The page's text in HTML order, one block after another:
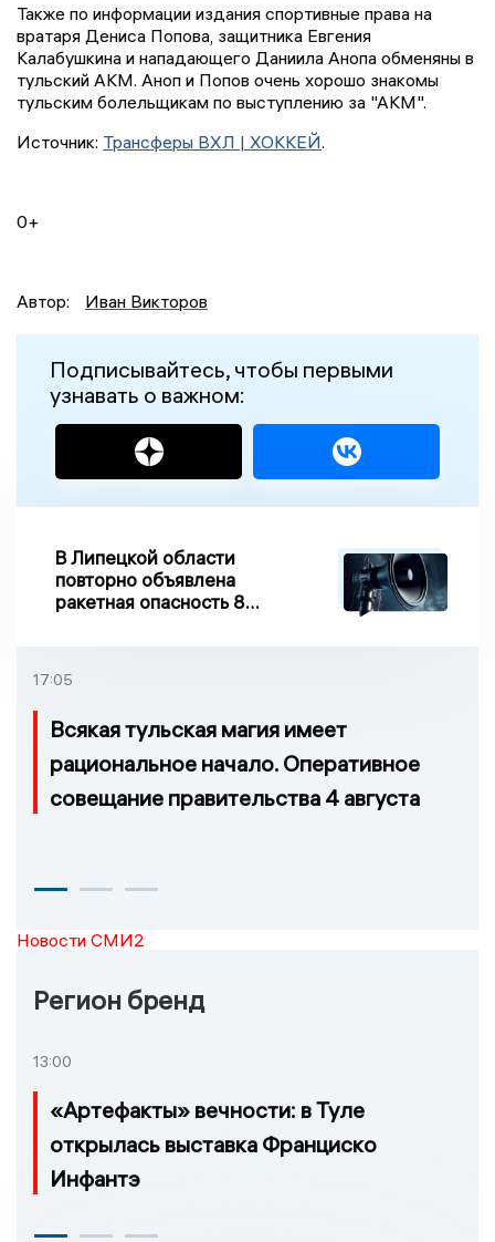
Также по информации издания спортивные права на
вратаря Дениса Попова, защитника Евгения
Калабушкина и нападающего Даниила Анопа обменяны в
тульский АКМ. Аноп и Попов очень хорошо знакомы
тульским болельщикам по выступлению за "АКМ".
Источник: Трансферы ВХЛ | ХОККЕЙ.
0+
Автор: Иван Викторов
Подписывайтесь, чтобы первыми
узнавать о важном:
В Липецкой области
повторно объявлена
ракетная опасность 8
17:05
Всякая тульская магия имеет
рациональное начало. Оперативное
совещание правительства 4 августа
Новости СМИ2
Регион бренд
13:00
«Артефакты» вечности: в Туле
открылась выставка Франциско
Инфантэ